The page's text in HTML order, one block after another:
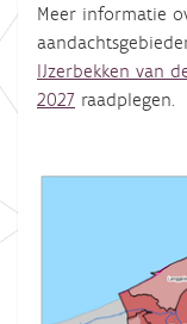
Meer informatie
IJzerbekken van
2027 raadplegen.